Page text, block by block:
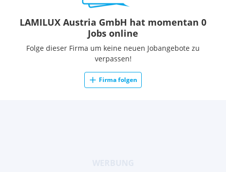
LAMILUX Austria GmbH hat momentan 0
Jobs online
Folge dieser Firma um keine neuen Jobangebote zu
verpassen!
Firma folgen